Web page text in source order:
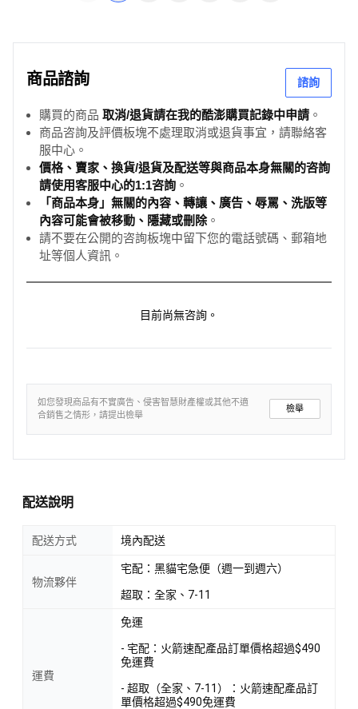
商品諮詢 諮詢
購買的商品 取消/退貨請在我的酷澎購買記錄中申請 。
商品咨詢及評價板塊不處理取消或退貨事宜，請聯絡客
服中心。
價格、賣家、換貨/退貨及配送等與商品本身無關的咨詢
請使用客服中心的1:1咨詢 。
「商品本身」無關的內容、轉讓、廣告、辱罵、洗版等
內容可能會被移動、隱藏或刪除。
請不要在公開的咨詢板塊中留下您的電話號碼、郵箱地
址等個人資訊。
目前尚無咨詢。
如您發現商品有不實廣告、侵害智慧財產權或其他不適
合銷售之情形，請提出檢舉
檢舉
配送說明
配送方式 境內配送
物流夥伴
宅配：黑貓宅急便（週一到週六）
超取：全家、7-11
運費
免運
- 宅配：火箭速配產品訂單價格超過$490
免運費
- 超取（全家、7-11）：火箭速配產品訂
單價格超過$490免運費